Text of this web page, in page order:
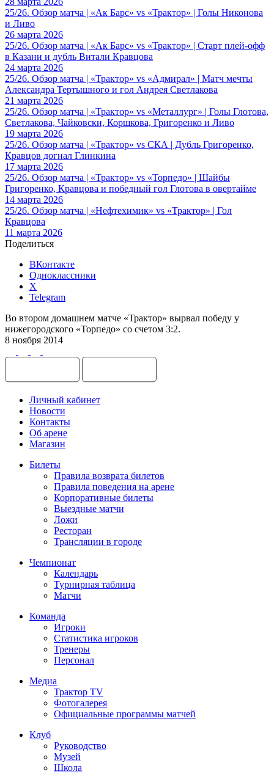
25/26. Обзор матча | «Ак Барс» vs «Трактор» | Голы Никонова
и Ливо
26 марта 2026
25/26. Обзор матча | «Ак Барс» vs «Трактор» | Старт плей-офф
в Казани и дубль Витали Кравцова
24 марта 2026
25/26. Обзор матча | «Трактор» vs «Адмирал» | Матч мечты
Александра Тертышного и гол Андрея Светлакова
21 марта 2026
25/26. Обзор матча | «Трактор» vs «Металлург» | Голы Глотова,
Светлакова, Чайковски, Коршкова, Григоренко и Ливо
19 марта 2026
25/26. Обзор матча | «Трактор» vs СКА | Дубль Григоренко,
Кравцов догнал Глинкина
17 марта 2026
25/26. Обзор матча | «Трактор» vs «Торпедо» | Шайбы
Григоренко, Кравцова и победный гол Глотова в овертайме
14 марта 2026
25/26. Обзор матча | «Нефтехимик» vs «Трактор» | Гол
Кравцова
11 марта 2026
Поделиться
ВКонтакте
Одноклассники
X
Telegram
Во втором домашнем матче «Трактор» вырвал победу у
нижегородского «Торпедо» со счетом 3:2.
8 ноября 2014
Личный кабинет
Новости
Контакты
Об арене
Магазин
Билеты
Правила возврата билетов
Правила поведения на арене
Корпоративные билеты
Выездные матчи
Ложи
Ресторан
Трансляции в городе
Чемпионат
Календарь
Турнирная таблица
Матчи
Команда
Игроки
Статистика игроков
Тренеры
Персонал
Медиа
Трактор TV
Фотогалерея
Официальные программы матчей
Клуб
Руководство
Музей
Школа